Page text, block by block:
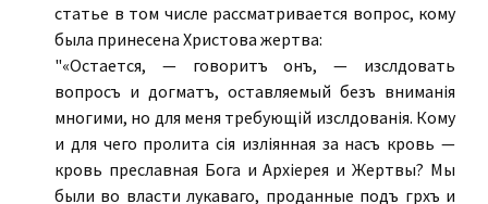
статье в том числе рассматривается вопрос, кому
была принесена Христова жертва:
"«Остается, — говоритъ онъ, — изслѣдовать
вопросъ и догматъ, оставляемый безъ вниманія
многими, но для меня требующій изслѣдованія. Кому
и для чего пролита сія изліянная за насъ кровь —
кровь преславная Бога и Архіерея и Жертвы? Мы
были во власти лукаваго, проданные подъ грѣхъ и